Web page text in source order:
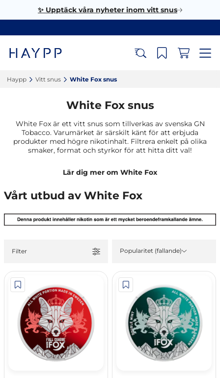
✨ Upptäck våra nyheter inom vitt snus
Haypp‎ Vitt snus‎ White Fox snus‎
White Fox snus
White Fox är ett vitt snus som tillverkas av svenska GN
Tobacco. Varumärket är särskilt känt för att erbjuda
produkter med högre nikotinhalt. Filtrera enkelt på olika
smaker, format och styrkor för att hitta ditt val!
Lär dig mer om White Fox
Vårt utbud av White Fox
Filter Popularitet (fallande)